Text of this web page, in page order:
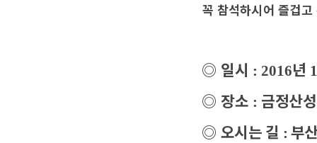
꼭 참석하시어 즐겁
◎ 일시 : 2016년
◎ 장소 : 금정산
◎ 오시는 길 : 부